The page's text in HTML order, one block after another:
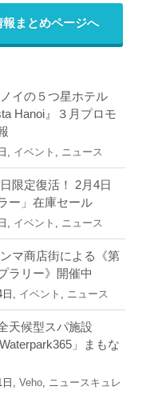
まとめページへ
イの５つ星ホテル
Hanoi』３月プロモ
, イベント ニュース
限定復活！ 2月4日
ー」在庫セール
, イベント ニュース
マ商店街による《第
ラリー》開催中
, イベント ニュース
天候型スパ施設
」まもな
, Veho
ニュースキュレ